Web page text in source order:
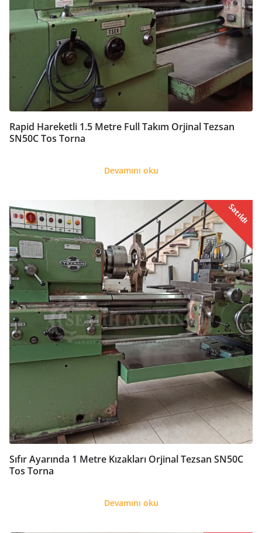
Rapid Hareketli 1.5 Metre Full Takım Orjinal Tezsan
SN50C Tos Torna
Devamını oku
Satıldı
Sıfır Ayarında 1 Metre Kızakları Orjinal Tezsan SN50C
Tos Torna
Devamını oku